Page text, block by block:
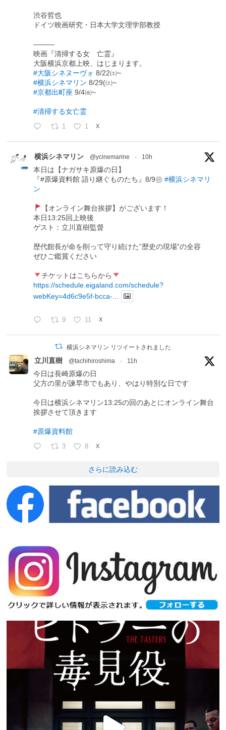
渋谷哲也
ドイツ映画研究・日本大学文理学部教授
―――
映画『清掃する女 亡霊』
大阪横浜京都上映、はじまります。
#大阪シネヌーヴォ 8/22㈯~
#横浜シネマリン 8/29(㈯~
#京都出町座 9/4㈮~
#清掃する女亡霊
1 1 X
横浜シネマリン @ycinemarine · 10h
本日は【ナガサキ原爆の日】
『#原爆資料館 語り継ぐものたち』8/9㊐#横浜シネマリ
ン
【オンライン舞台挨拶】がございます！
本日13:25回上映後
ゲスト：立川直樹監督
歴代館長が命を削って守り続けた”歴史の現場”の全容
ぜひご鑑賞ください
チケットはこちらから
https://schedule.eigaland.com/schedule?
webKey=4d6c9e5f-bcca-...
9 11 X
横浜シネマリン リツイートされました
立川直樹 @tachihiroshima · 11h
今日は長崎原爆の日
父方の里が諫早市でもあり、やはり特別な日です
今日は横浜シネマリン13:25の回のあとにオンライン舞台
挨拶させて頂きます
#原爆資料館
3 8 X
さらに読み込む